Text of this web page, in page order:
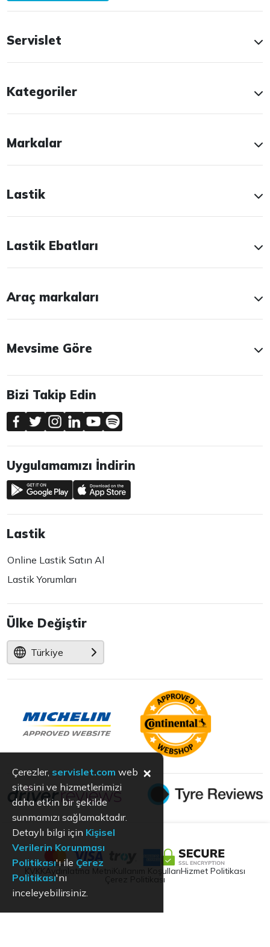
Servislet
Kategoriler
Markalar
Lastik
Lastik Ebatları
Araç markaları
Mevsime Göre
Bizi Takip Edin
Uygulamamızı İndirin
Lastik
Online Lastik Satın Al
Lastik Yorumları
Ülke Değiştir
Türkiye
Aydınlatma Metni Kullanım KoşullarıHizmet Politikası
Çerez Politikası
Çerezler, servislet.com web
sitesini ve hizmetlerimizi
daha etkin bir şekilde
sunmamızı sağlamaktadır.
Detaylı bilgi için Kişisel
Verilerin Korunması
Politikası'ı ile Çerez
Politikası'nı
inceleyebilirsiniz.
×